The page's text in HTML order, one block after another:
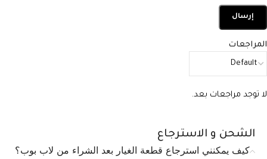
المراجعات
لا توجد مراجعات بعد.
الشحن و الاسترجاع
كيف يمكنني استرجاع قطعة الغيار بعد الشراء من لاب بوب؟